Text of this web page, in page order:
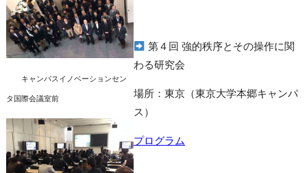
キャンパスイノベーションセン
タ国際会議室前
第４回 強的秩序とその操作に関
わる研究会
場所：東京（東京大学本郷キャンパ
ス）
プログラム